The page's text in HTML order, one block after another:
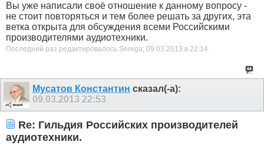
Вы уже написали своё отношение к данному вопросу -
не стоит повторяться и тем более решать за других, эта
ветка открыта для обсуждения всеми Российскими
производителями аудиотехники.
Последний раз редактировалось Serega; 09.03.2013 в 22:14.
Мусатов Константин сказал(-а):
09.03.2013 22:53
Re: Гильдия Российских производителей
аудиотехники.